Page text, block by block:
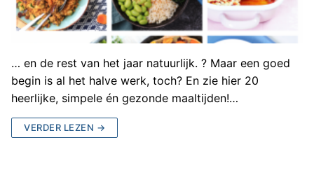
… en de rest van het jaar natuurlijk. ? Maar een goed
begin is al het halve werk, toch? En zie hier 20
heerlijke, simpele én gezonde maaltijden!…
VERDER LEZEN →